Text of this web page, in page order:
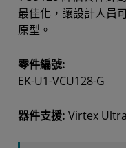
最佳化，讓設計人員
原型。
零件編號:
EK-U1-VCU128-G
器件支援: Virtex